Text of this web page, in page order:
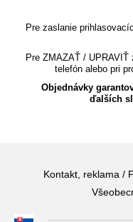
Pre zaslanie
Pre ZMAZAŤ /
telefón alebo pri
Objednávky
ďalších
Kontakt, reklama /